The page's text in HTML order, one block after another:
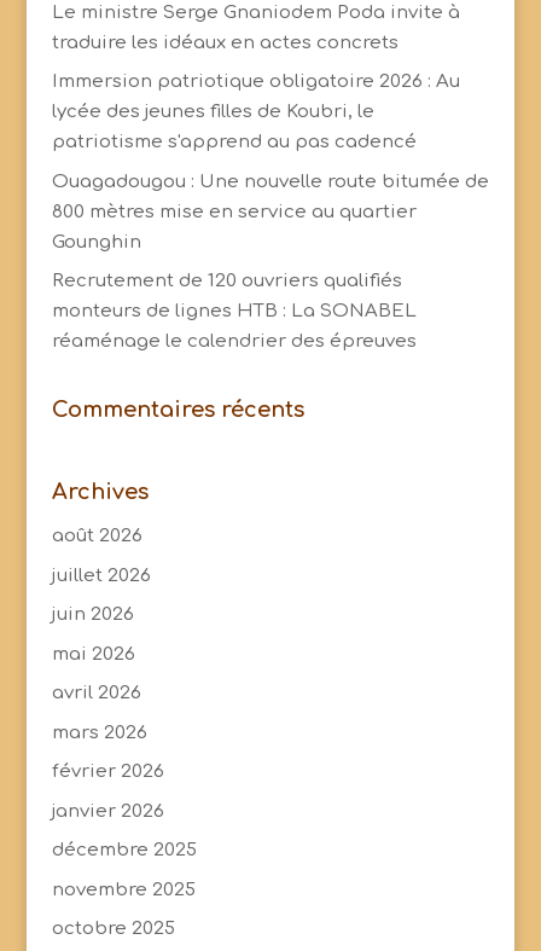
Le ministre Serge Gnaniodem Poda invite à
traduire les idéaux en actes concrets
Immersion patriotique obligatoire 2026 : Au
lycée des jeunes filles de Koubri, le
patriotisme s'apprend au pas cadencé
Ouagadougou : Une nouvelle route bitumée de
800 mètres mise en service au quartier
Gounghin
Recrutement de 120 ouvriers qualifiés
monteurs de lignes HTB : La SONABEL
réaménage le calendrier des épreuves
Commentaires récents
Archives
août 2026
juillet 2026
juin 2026
mai 2026
avril 2026
mars 2026
février 2026
janvier 2026
décembre 2025
novembre 2025
octobre 2025